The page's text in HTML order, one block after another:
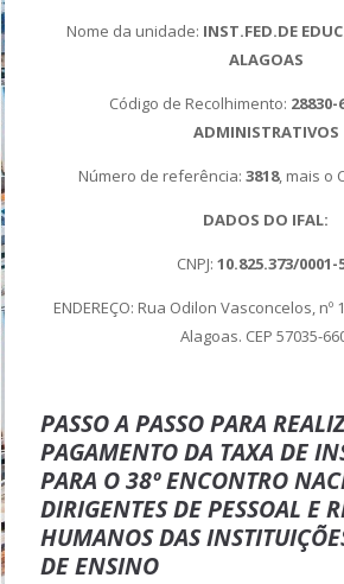
Nome da unidade: INST.FED.DE
ALAGOAS
Código de Recolhimento: 28830-
ADMINISTRATIVOS
Número de referência: 3818, mais o
DADOS DO IFAL:
CNPJ: 10.825.373/0001-
ENDEREÇO: Rua Odilon Vasconcelos, nº
Alagoas. CEP 57035-
PASSO A PASSO PARA
PAGAMENTO DA TAXA DE
PARA O 38º ENCONTRO
DIRIGENTES DE PESSOAL E
HUMANOS DAS
DE ENSINO